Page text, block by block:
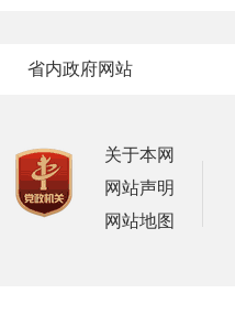
省内政府网站
关于本网
网站声明
网站地图